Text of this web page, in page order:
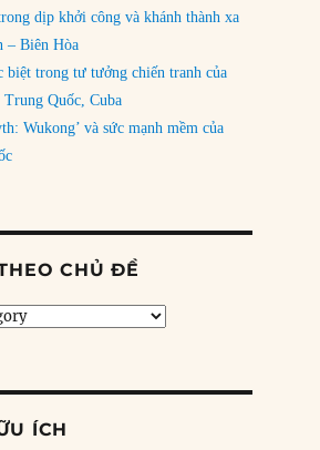
dịp khởi công và khánh thành xa
– Biên Hòa
biệt trong tư tưởng chiến tranh của
Quốc, Cuba
Wukong’ và sức mạnh mềm của
CHỦ ĐỀ
ÍCH